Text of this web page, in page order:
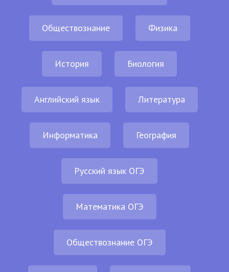
Обществознание Физика
История Биология
Английский язык Литература
Информатика География
Русский язык ОГЭ
Математика ОГЭ
Обществознание ОГЭ